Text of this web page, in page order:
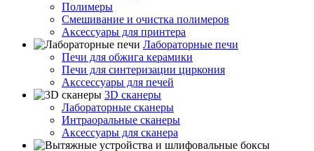
Полимеры
Смешивание и очистка полимеров
Аксессуары для принтера
Лабораторные печи
Печи для обжига керамики
Печи для синтеризации циркония
Акссессуары для печей
3D сканеры
Лабораторные сканеры
Интраоральные сканеры
Аксессуары для сканера